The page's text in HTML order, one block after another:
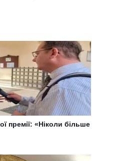
премії: «Ніколи більше